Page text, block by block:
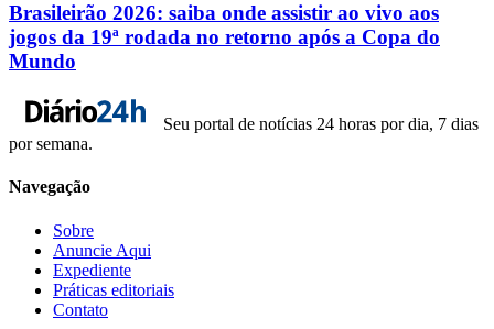
Brasileirão 2026: saiba onde assistir ao vivo aos
jogos da 19ª rodada no retorno após a Copa do
Mundo
Seu portal de notícias 24 horas por dia, 7 dias
por semana.
Navegação
Sobre
Anuncie Aqui
Expediente
Práticas editoriais
Contato